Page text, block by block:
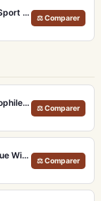
JLab Epic Sport ANC 3 Noir – Écouteurs Sport ANC IP66 Double Driver
⚖ Comparer
Bowers & Wilkins PX7 S2e – Casque audiophile sans fil ANC 30h
⚖ Comparer
Technics EAH-AZ100 Noir – Écouteurs True Wireless audiophiles avec drivers MFD et autonomie 29h
⚖ Comparer